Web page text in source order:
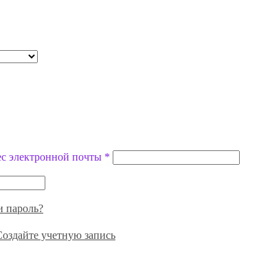
электронной почты *
пароль?
учетную запись